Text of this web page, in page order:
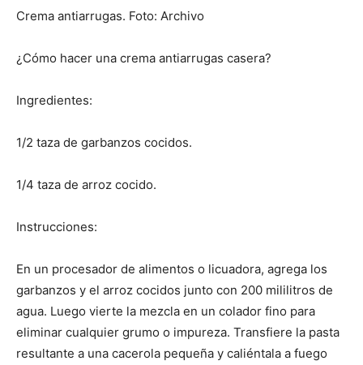
Crema antiarrugas. Foto: Archivo
¿Cómo hacer una crema antiarrugas casera?
Ingredientes:
1/2 taza de garbanzos cocidos.
1/4 taza de arroz cocido.
Instrucciones:
En un procesador de alimentos o licuadora, agrega los
garbanzos y el arroz cocidos junto con 200 mililitros de
agua. Luego vierte la mezcla en un colador fino para
eliminar cualquier grumo o impureza. Transfiere la pasta
resultante a una cacerola pequeña y caliéntala a fuego